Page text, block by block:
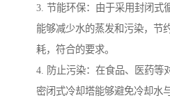
3. 节能环保：由于采用封闭式
能够减少水的蒸发和污染，节
耗，符合的要求。
4. 防止污染：在食品、医药等
密闭式冷却塔能够避免冷却水